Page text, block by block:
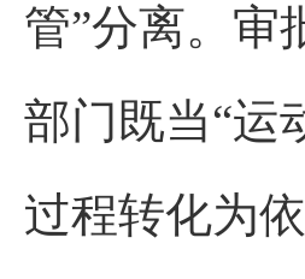
管”分离。审
部门既当“运
过程转化为